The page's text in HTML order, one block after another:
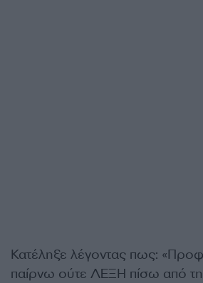
Κατέληξε λέγοντας πως:
παίρνω ούτε ΛΕΞΗ πίσω από